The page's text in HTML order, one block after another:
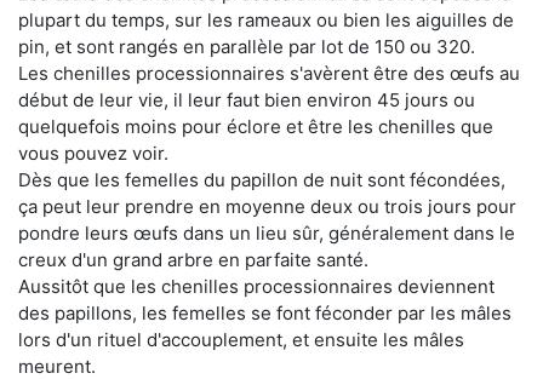
plupart du temps, sur les rameaux ou bien les aiguilles de
pin, et sont rangés en parallèle par lot de 150 ou 320.
Les chenilles processionnaires s'avèrent être des œufs au
début de leur vie, il leur faut bien environ 45 jours ou
quelquefois moins pour éclore et être les chenilles que
vous pouvez voir.
Dès que les femelles du papillon de nuit sont fécondées,
ça peut leur prendre en moyenne deux ou trois jours pour
pondre leurs œufs dans un lieu sûr, généralement dans le
creux d'un grand arbre en parfaite santé.
Aussitôt que les chenilles processionnaires deviennent
des papillons, les femelles se font féconder par les mâles
lors d'un rituel d'accouplement, et ensuite les mâles
meurent.